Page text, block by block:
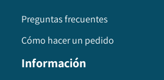
Preguntas frecuentes
Cómo hacer un pedido
Información